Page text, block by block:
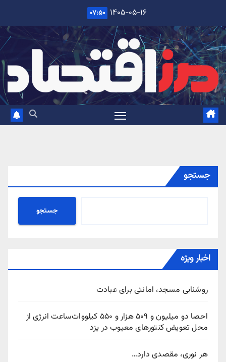
content
۱۴۰۵-۰۵-۱۶ ۰۷:۵۰
جستجو
جستجو
اخبار ویژه
روشنایی مسجد، امانتی برای عبادت
احصا دو میلیون و ۵۰۹ هزار و ۵۵۰ کیلووات‌ساعت انرژی از
محل تعویض کنتورهای معیوب در یزد
هر نوری، مقصدی دارد…